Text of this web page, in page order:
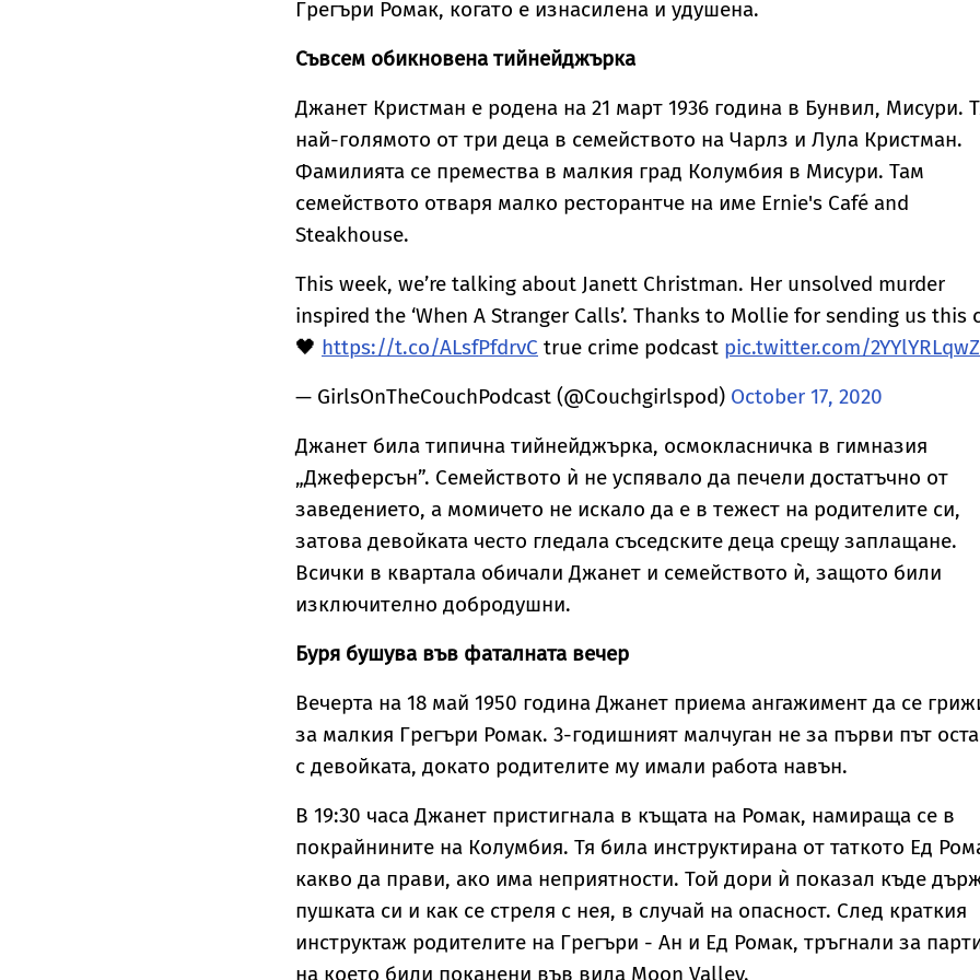
Грегъри Ромак, когато е изнасилена и удушена.
Съвсем обикновена тийнейджърка
Джанет Кристман е родена на 21 март 1936 година в Бунвил, Мисури.
най-голямото от три деца в семейството на Чарлз и Лула Кристман.
Фамилията се премества в малкия град Колумбия в Мисури. Там
семейството отваря малко ресторантче на име Ernie's Café and
Steakhouse.
This week, we’re talking about Janett Christman. Her unsolved murder
inspired the ‘When A Stranger Calls’. Thanks to Mollie for sending us this
🖤 https://t.co/ALsfPfdrvC true crime podcast pic.twitter.com/2YYlYRLqwZ
— GirlsOnTheCouchPodcast (@Couchgirlspod) October 17, 2020
Джанет била типична тийнейджърка, осмокласничка в гимназия
„Джеферсън”. Семейството ѝ не успявало да печели достатъчно от
заведението, а момичето не искало да е в тежест на родителите си,
затова девойката често гледала съседските деца срещу заплащане.
Всички в квартала обичали Джанет и семейството ѝ, защото били
изключително добродушни.
Буря бушува във фаталната вечер
Вечерта на 18 май 1950 година Джанет приема ангажимент да се
за малкия Грегъри Ромак. 3-годишният малчуган не за първи път
с девойката, докато родителите му имали работа навън.
В 19:30 часа Джанет пристигнала в къщата на Ромак, намираща се в
покрайнините на Колумбия. Тя била инструктирана от таткото Ед
какво да прави, ако има неприятности. Той дори ѝ показал къде
пушката си и как се стреля с нея, в случай на опасност. След краткия
инструктаж родителите на Грегъри - Ан и Ед Ромак, тръгнали за
на което били поканени във вила Moon Valley.